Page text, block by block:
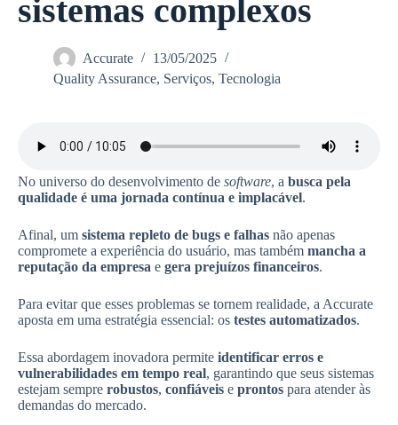
sistemas complexos
Accurate
13/05/2025
Quality Assurance, Serviços, Tecnologia
No universo do desenvolvimento de software, a busca pela
qualidade é uma jornada contínua e implacável.
Afinal, um sistema repleto de bugs e falhas não apenas
compromete a experiência do usuário, mas também mancha a
reputação da empresa e gera prejuízos financeiros.
Para evitar que esses problemas se tornem realidade, a Accurate
aposta em uma estratégia essencial: os testes automatizados.
Essa abordagem inovadora permite identificar erros e
vulnerabilidades em tempo real, garantindo que seus sistemas
estejam sempre robustos, confiáveis e prontos para atender às
demandas do mercado.